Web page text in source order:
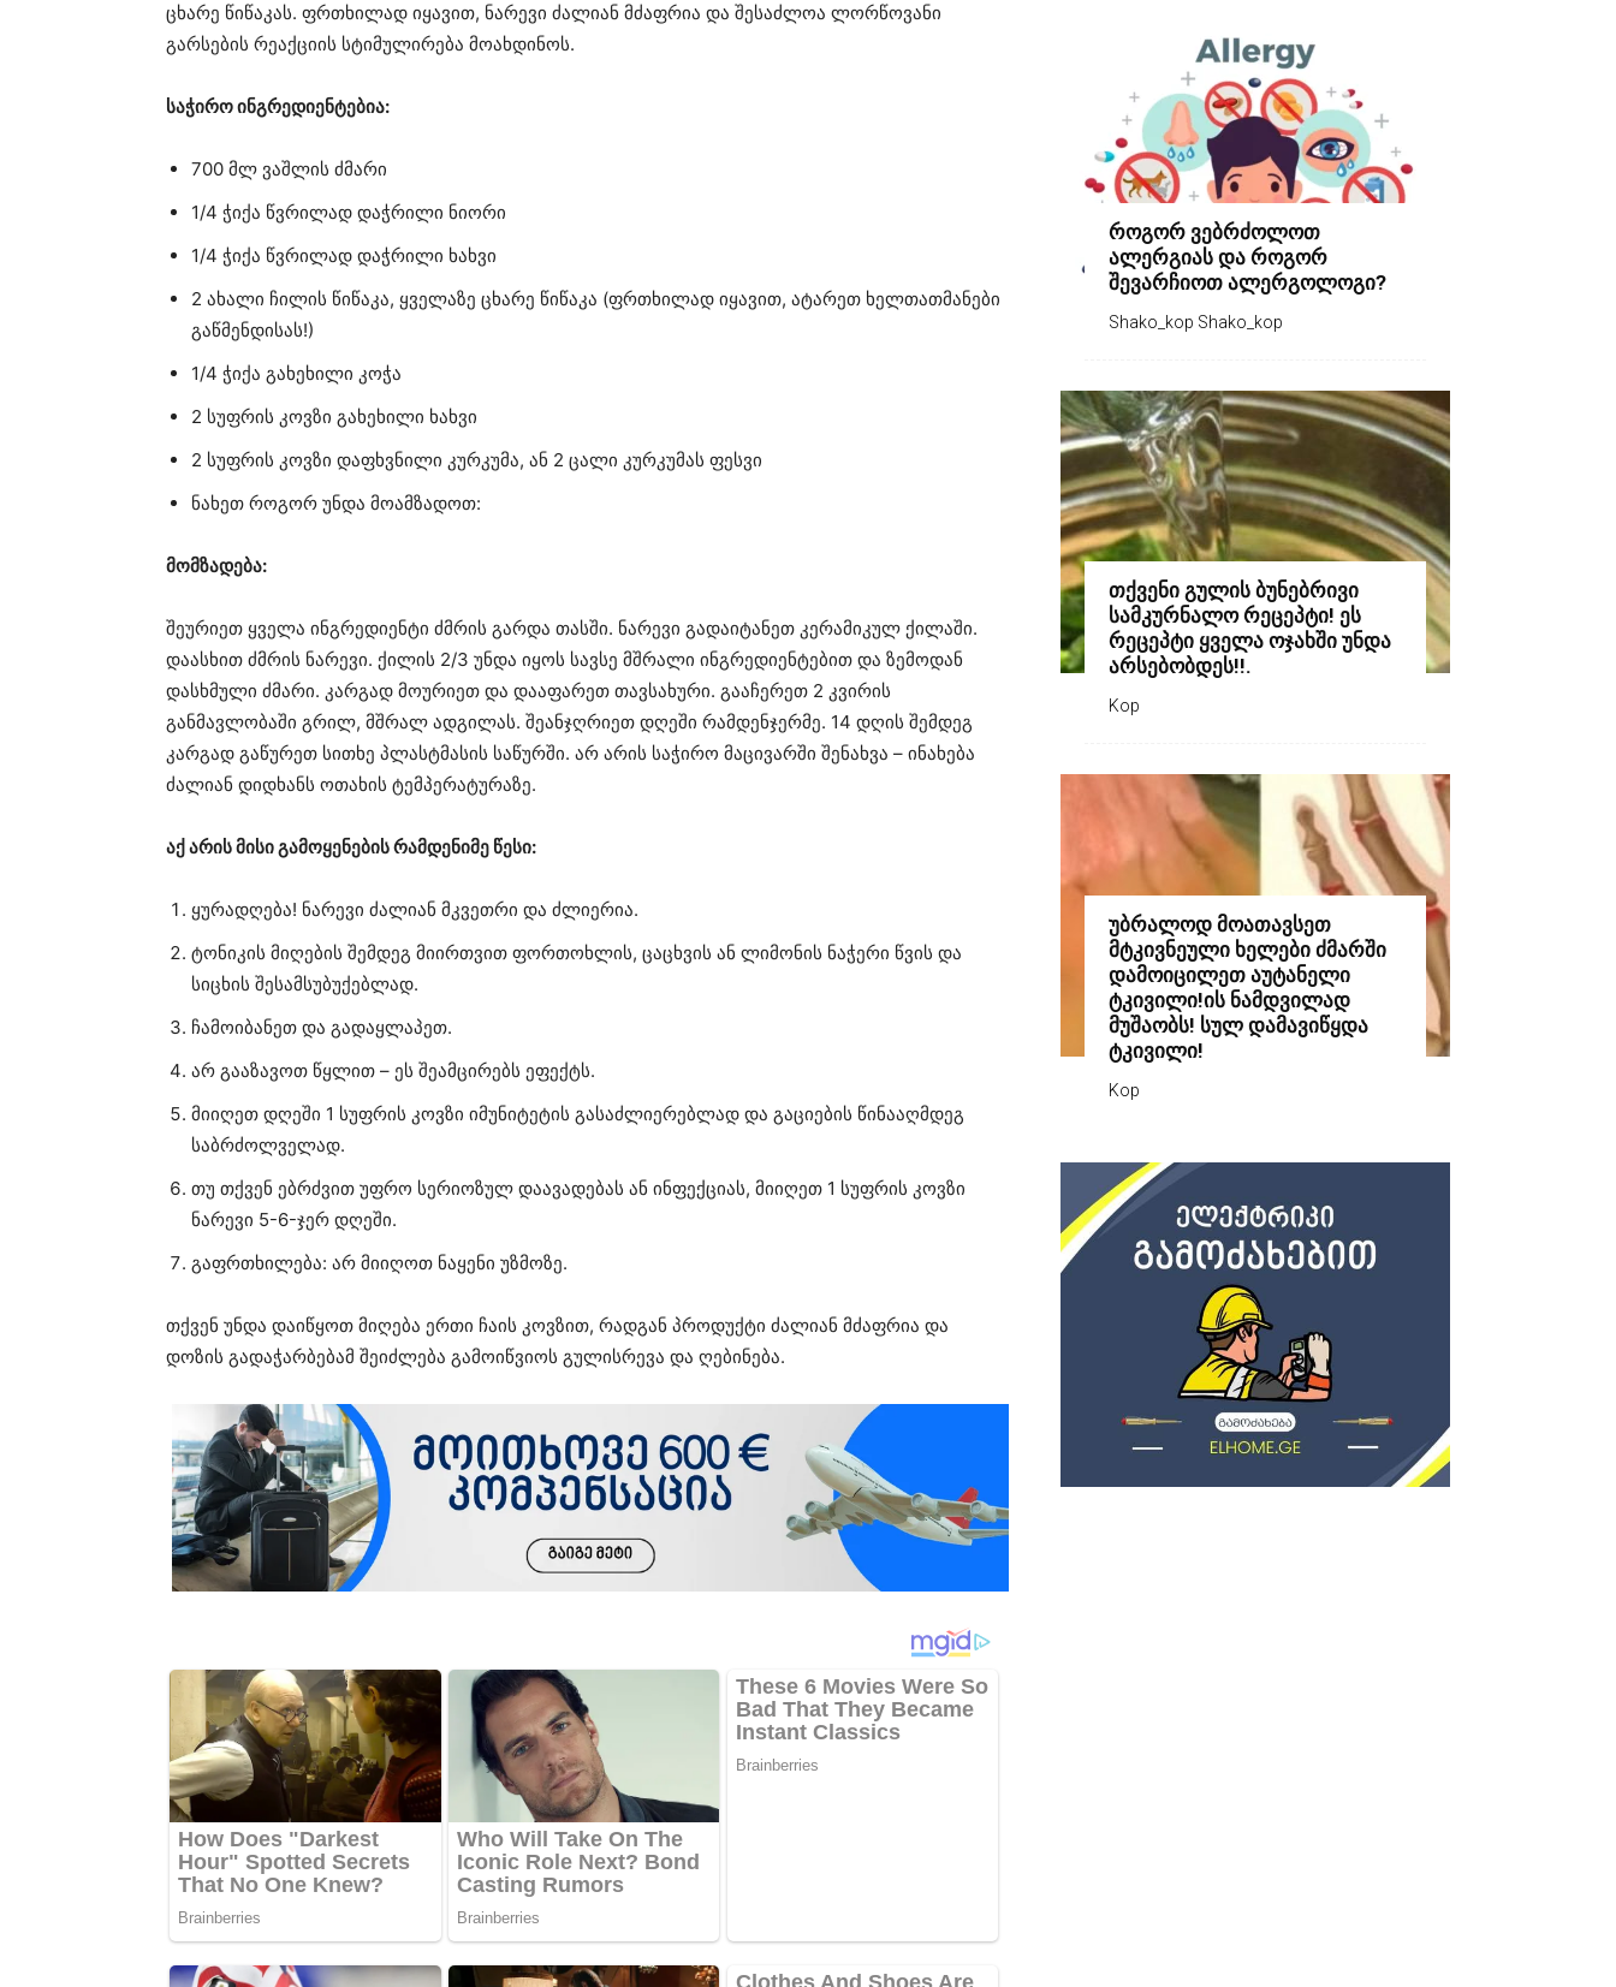
ცხარე წიწაკას. ფრთხილად იყავით, ნარევი ძალიან მძაფრია და შესაძლოა ლორწოვანი
გარსების რეაქციის სტიმულირება მოახდინოს.
საჭირო ინგრედიენტებია:
700 მლ ვაშლის ძმარი
1/4 ჭიქა წვრილად დაჭრილი ნიორი
1/4 ჭიქა წვრილად დაჭრილი ხახვი
2 ახალი ჩილის წიწაკა, ყველაზე ცხარე წიწაკა (ფრთხილად იყავით, ატარეთ ხელთათმანები
გაწმენდისას!)
1/4 ჭიქა გახეხილი კოჭა
2 სუფრის კოვზი გახეხილი ხახვი
2 სუფრის კოვზი დაფხვნილი კურკუმა, ან 2 ცალი კურკუმას ფესვი
ნახეთ როგორ უნდა მოამზადოთ:
მომზადება:
შეურიეთ ყველა ინგრედიენტი ძმრის გარდა თასში. ნარევი გადაიტანეთ კერამიკულ ქილაში.
დაასხით ძმრის ნარევი. ქილის 2/3 უნდა იყოს სავსე მშრალი ინგრედიენტებით და ზემოდან
დასხმული ძმარი. კარგად მოურიეთ და დააფარეთ თავსახური. გააჩერეთ 2 კვირის
განმავლობაში გრილ, მშრალ ადგილას. შეანჯღრიეთ დღეში რამდენჯერმე. 14 დღის შემდეგ
კარგად გაწურეთ სითხე პლასტმასის საწურში. არ არის საჭირო მაცივარში შენახვა – ინახება
ძალიან დიდხანს ოთახის ტემპერატურაზე.
აქ არის მისი გამოყენების რამდენიმე წესი:
ყურადღება! ნარევი ძალიან მკვეთრი და ძლიერია.
ტონიკის მიღების შემდეგ მიირთვით ფორთოხლის, ცაცხვის ან ლიმონის ნაჭერი წვის და
სიცხის შესამსუბუქებლად.
ჩამოიბანეთ და გადაყლაპეთ.
არ გააზავოთ წყლით – ეს შეამცირებს ეფექტს.
მიიღეთ დღეში 1 სუფრის კოვზი იმუნიტეტის გასაძლიერებლად და გაციების წინააღმდეგ
საბრძოლველად.
თუ თქვენ ებრძვით უფრო სერიოზულ დაავადებას ან ინფექციას, მიიღეთ 1 სუფრის კოვზი
ნარევი 5-6-ჯერ დღეში.
გაფრთხილება: არ მიიღოთ ნაყენი უზმოზე.
თქვენ უნდა დაიწყოთ მიღება ერთი ჩაის კოვზით, რადგან პროდუქტი ძალიან მძაფრია და
დოზის გადაჭარბებამ შეიძლება გამოიწვიოს გულისრევა და ღებინება.
როგორ ვებრძოლოთ
ალერგიას და როგორ
შევარჩიოთ ალერგოლოგი?
Shako_kop Shako_kop
თქვენი გულის ბუნებრივი
სამკურნალო რეცეპტი! ეს
რეცეპტი ყველა ოჯახში უნდა
არსებობდეს!!.
Kop
უბრალოდ მოათავსეთ
მტკივნეული ხელები ძმარში
დამოიცილეთ აუტანელი
ტკივილი!ის ნამდვილად
მუშაობს! სულ დამავიწყდა
ტკივილი!
Kop